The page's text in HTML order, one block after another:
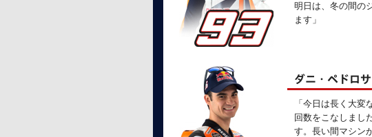
明日は、冬の間の
ます」
ダニ・ペドロ
「今日は長く大
回数をこなしまし
す。長い間マシン